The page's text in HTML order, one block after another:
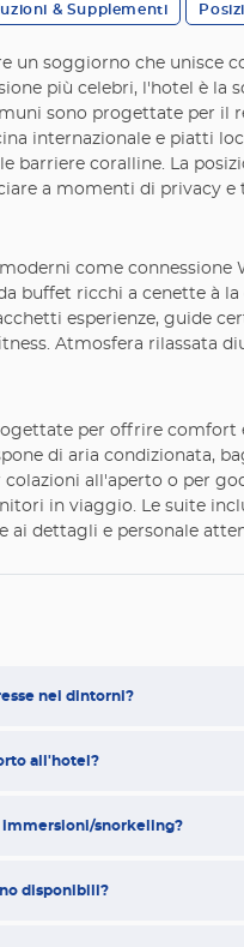
& Supplementi
un soggiorno che unisce
più celebri, l'hotel è
sono progettate per
internazionale e piatti
barriere coralline. La
a momenti di privacy
come connessione
buffet ricchi a cenette à
esperienze, guide
Atmosfera rilassata
per offrire comfort
di aria condizionata,
all'aperto o per
in viaggio. Le suite
ai dettagli e personale
nei dintorni?
all'hotel?
immersioni/snorkeling?
disponibili?